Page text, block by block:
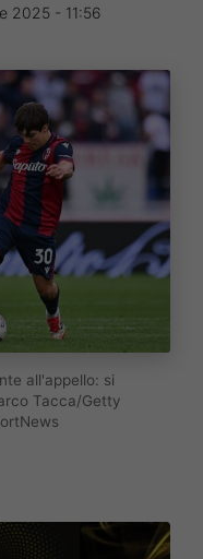
2025 - 11:56
all'appello: si
Tacca/Getty